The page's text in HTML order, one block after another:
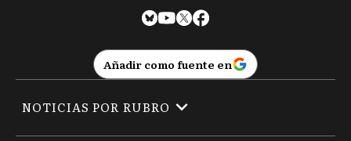
Añadir como fuente en
NOTICIAS POR RUBRO